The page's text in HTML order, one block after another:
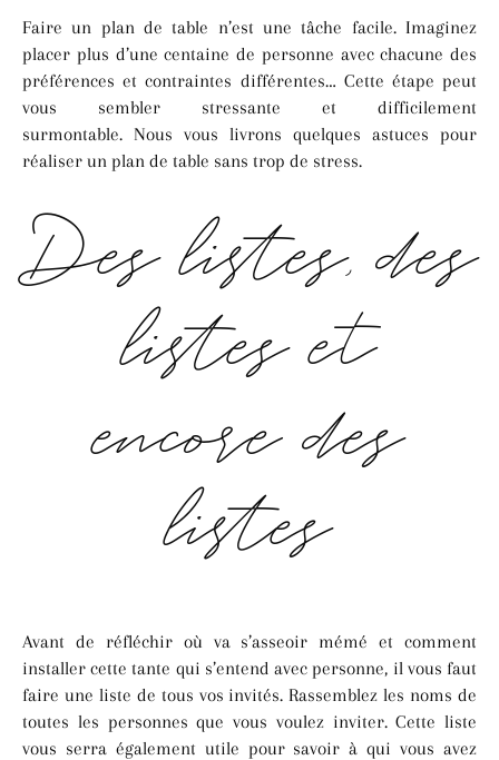
Faire un plan de table n’est une tâche facile. Imaginez
placer plus d’une centaine de personne avec chacune des
préférences et contraintes différentes… Cette étape peut
vous sembler stressante et difficilement
surmontable. Nous vous livrons quelques astuces pour
réaliser un plan de table sans trop de stress.
Des listes, des
listes et
encore des
listes
Avant de réfléchir où va s’asseoir mémé et comment
installer cette tante qui s’entend avec personne, il vous faut
faire une liste de tous vos invités. Rassemblez les noms de
toutes les personnes que vous voulez inviter. Cette liste
vous serra également utile pour savoir à qui vous avez